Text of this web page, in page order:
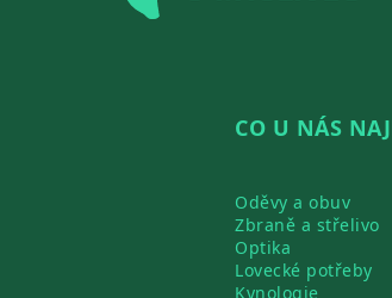
CO U NÁS
Oděvy a obuv
Zbraně a střelivo
Optika
Lovecké potřeby
Kynologie